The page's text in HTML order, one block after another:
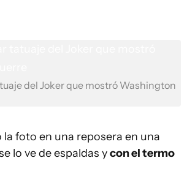
del Joker que mostró Washington
la foto en una reposera en una
lo ve de espaldas ycon el termo